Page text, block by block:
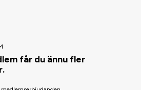
får du ännu fler